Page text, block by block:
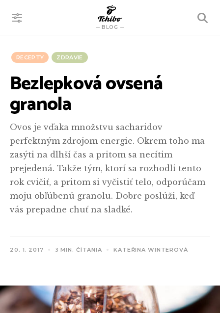
BLOG
VYHĽADÁVANIE
RECEPTY ZDRAVIE
Bezlepková ovsená
granola
Ovos je vďaka množstvu sacharidov
perfektným zdrojom energie. Okrem toho ma
zasýti na dlhší čas a pritom sa necítim
prejedená. Takže tým, ktorí sa rozhodli tento
rok cvičiť, a pritom si vyčistiť telo, odporúčam
moju obľúbenú granolu. Dobre poslúži, keď
vás prepadne chuť na sladké.
20. 1. 2017 3 MIN. ČÍTANIA KATEŘINA WINTEROVÁ